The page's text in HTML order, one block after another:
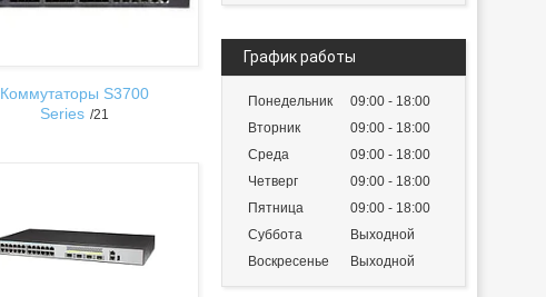
Коммутаторы S3700
Series 21
График работы
Понедельник 09:00
18:00
Вторник
09:00
18:00
Среда
09:00
18:00
Четверг
09:00
18:00
Пятница
09:00
18:00
Суббота
Выходной
Воскресенье
Выходной